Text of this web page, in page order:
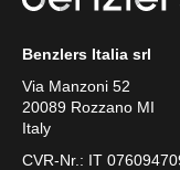
Benzlers Italia srl
Via Manzoni 52
20089 Rozzano MI
Italy
CVR-Nr.: IT